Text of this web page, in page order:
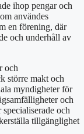
ihop pengar och
användes
en förening, där
och underhåll av
och
större makt och
myndigheter för
och
och
tillgänglighet